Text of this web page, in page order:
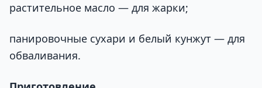
растительное масло — для жарки;
панировочные сухари и белый кунжут — для
обваливания.